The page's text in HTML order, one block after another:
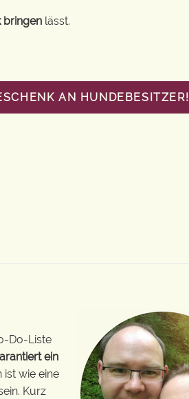
bringen lässt.
AN HUNDEBESITZER!
Do-Liste
ein
ist wie eine
Kurz